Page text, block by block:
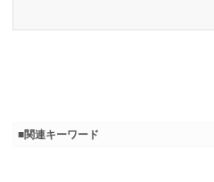
■関連キーワード